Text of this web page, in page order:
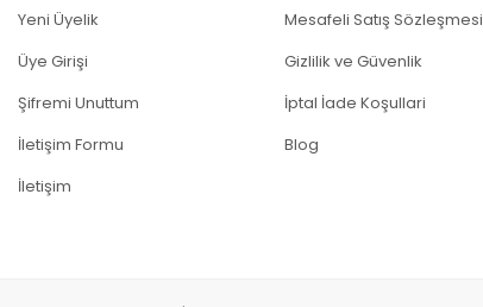
Yeni Üyelik
Üye Girişi
Şifremi Unuttum
İletişim Formu
İletişim
Mesafeli Satış Sözleşmesi
Gizlilik ve Güvenlik
İptal İade Koşullari
Blog